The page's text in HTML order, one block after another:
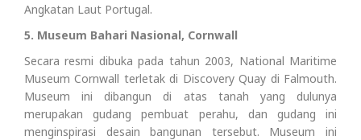
Angkatan Laut Portugal.
5. Museum Bahari Nasional, Cornwall
Secara resmi dibuka pada tahun 2003, National Maritime
Museum Cornwall terletak di Discovery Quay di Falmouth.
Museum ini dibangun di atas tanah yang dulunya
merupakan gudang pembuat perahu, dan gudang ini
menginspirasi desain bangunan tersebut. Museum ini